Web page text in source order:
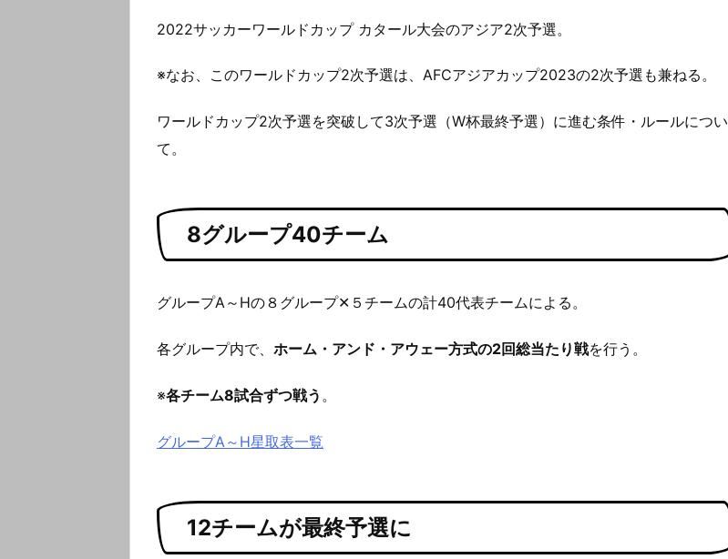
2022サッカーワールドカップ カタール大会のアジア2次予選。
※なお、このワールドカップ2次予選は、AFCアジアカップ2023の2次予選も兼ねる。
ワールドカップ2次予選を突破して3次予選（W杯最終予選）に進む条件・ルールについ
て。
8グループ40チーム
グループA～Hの８グループ✕５チームの計40代表チームによる。
各グループ内で、 ホーム・アンド・アウェー方式の2回総当たり戦を行う。
※各チーム8試合ずつ戦う 。
グループA～H星取表一覧
12チームが最終予選に